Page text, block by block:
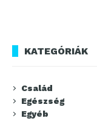
KATEGÓRIÁK
Család
Egészség
Egyéb